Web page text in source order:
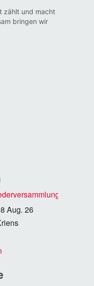
zählt und macht
bringen wir
Aug. 26